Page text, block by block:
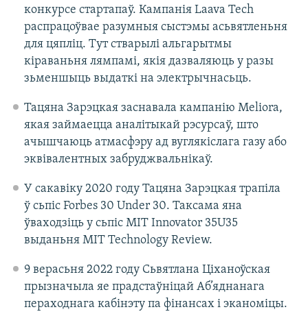
конкурсе стартапаў. Кампанія Laava Tech
распрацоўвае разумныя сыстэмы асьвятленьня
для цяпліц. Тут стварылі альгарытмы
кіраваньня лямпамі, якія дазваляюць у разы
зьменшыць выдаткі на электрычнасьць.
Тацяна Зарэцкая заснавала кампанію Meliora,
якая займаецца аналітыкай рэсурсаў, што
ачышчаюць атмасфэру ад вуглякіслага газу або
эквівалентных забруджвальнікаў.
У сакавіку 2020 году Тацяна Зарэцкая трапіла
ў сьпіс Forbes 30 Under 30. Таксама яна
ўваходзіць у сьпіс MIT Innovator 35U35
выданьня MIT Technology Review.
9 верасьня 2022 году Сьвятлана Ціханоўская
прызначыла яе прадстаўніцай Аб’яднанага
пераходнага кабінэту па фінансах і эканоміцы.